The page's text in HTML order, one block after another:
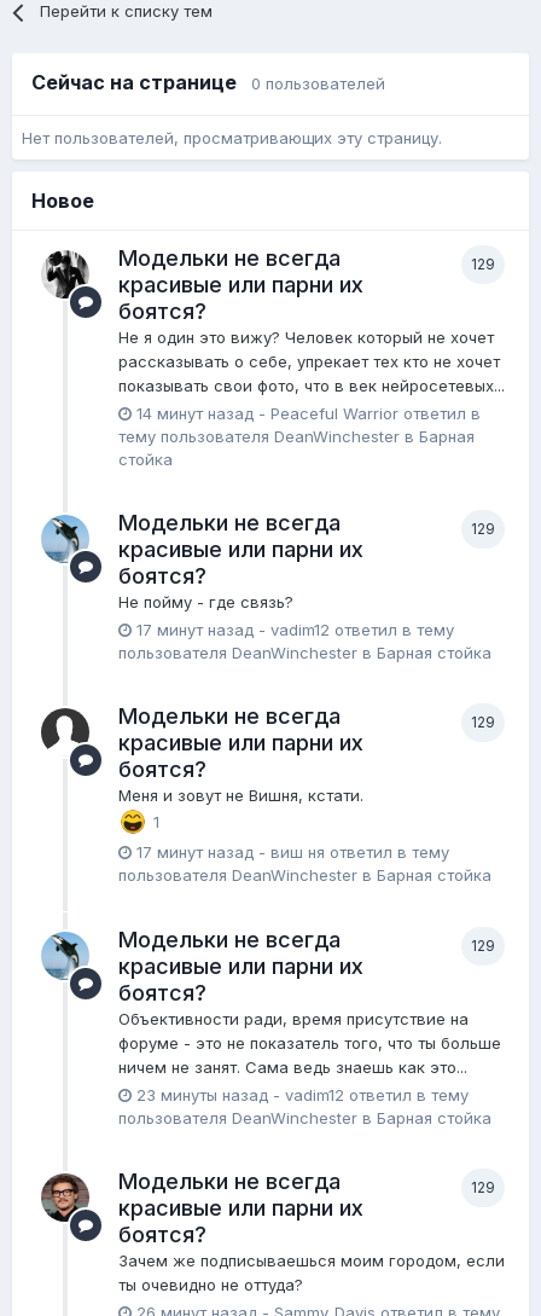
Перейти к списку тем
Сейчас на странице 0 пользователей
Нет пользователей, просматривающих эту страницу.
Новое
129
Модельки не всегда
красивые или парни их
боятся?
Не я один это вижу? Человек который не хочет
рассказывать о себе, упрекает тех кто не хочет
показывать свои фото, что в век нейросетевых...
14 минут назад - Peaceful Warrior ответил в
тему пользователя DeanWinchester в Барная
стойка
129
Модельки не всегда
красивые или парни их
боятся?
Не пойму - где связь?
17 минут назад - vadim12 ответил в тему
пользователя DeanWinchester в Барная стойка
129
Модельки не всегда
красивые или парни их
боятся?
Меня и зовут не Вишня, кстати.
1
17 минут назад - виш ня ответил в тему
пользователя DeanWinchester в Барная стойка
129
Модельки не всегда
красивые или парни их
боятся?
Объективности ради, время присутствие на
форуме - это не показатель того, что ты больше
ничем не занят. Сама ведь знаешь как это...
23 минуты назад - vadim12 ответил в тему
пользователя DeanWinchester в Барная стойка
129
Модельки не всегда
красивые или парни их
боятся?
Зачем же подписываешься моим городом, если
ты очевидно не оттуда?